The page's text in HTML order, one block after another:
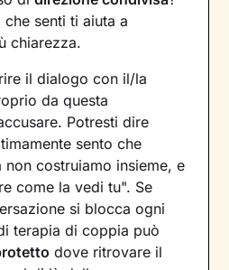
senti ti aiuta a
chiarezza.
il dialogo con il/la
da questa
Potresti dire
sento che
non costruiamo insieme, e
come la vedi tu". Se
si blocca ogni
terapia di coppia può
dove ritrovare il